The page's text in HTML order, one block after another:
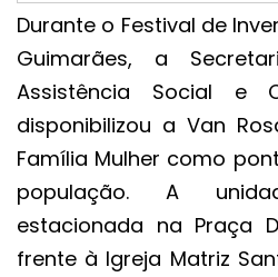
Durante o Festival de
Guimarães, a
Assistência Social e
disponibilizou a Van
Família Mulher como
população. A
estacionada na Praça
frente à Igreja Matriz